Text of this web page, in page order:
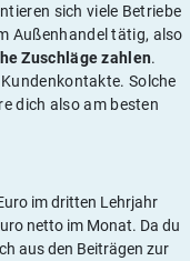
sich viele Betriebe
Außenhandel tätig, also
Zuschläge zahlen.
Solche
dich also am besten
im dritten Lehrjahr
netto im Monat. Da du
aus den Beiträgen zur